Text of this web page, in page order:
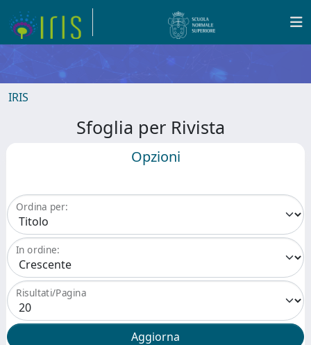
IRIS
Sfoglia per Rivista
Opzioni
Ordina per:
In ordine:
Risultati/Pagina